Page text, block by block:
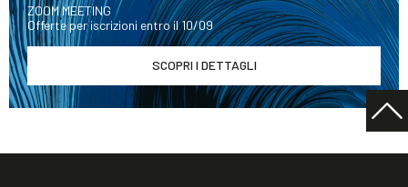
ZOOM MEETING
Offerte per iscrizioni entro il 10/09
SCOPRI I DETTAGLI